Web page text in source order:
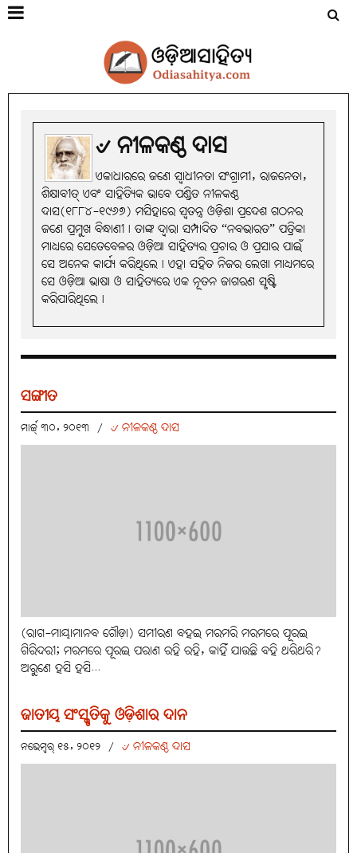
୰ ନୀଳକଣ୍ଠ ଦାସ
ଏକାଧାରରେ ଜଣେ ସ୍ବାଧୀନତା ସଂଗ୍ରାମୀ, ରାଜନେତା,
ଶିକ୍ଷାବୀତ୍‌ ଏବଂ ସାହିତ୍ୟିକ ଭାବେ ପଣ୍ଡିତ ନୀଳକଣ୍ଠ
ଦାସ(୧୮୮୪-୧୯୬୭) ମସିହାରେ ସ୍ବତନ୍ତ୍ର ଓଡ଼ିଶା ପ୍ରଦେଶ ଗଠନର
ଜଣେ ପ୍ରମୁଖ ବିନ୍ଧାଣୀ। ତାଙ୍କ ଦ୍ବାରା ସମ୍ପାଦିତ “ନବଭାରତ” ପତ୍ରିକା
ମାଧ୍ୟରେ ସେତେବେଳର ଓଡ଼ିଆ ସାହିତ୍ୟର ପ୍ରଚାର ଓ ପ୍ରସାର ପାଇଁ
ସେ ଅନେକ କାର୍ଯ୍ୟ କରିଥିଲେ। ଏହା ସହିତ ନିଜର ଲେଖା ମାଧ୍ୟମରେ
ସେ ଓଡ଼ିଆ ଭାଷା ଓ ସାହିତ୍ୟରେ ଏକ ନୂତନ ଜାଗରଣ ସୃଷ୍ଟି
କରିପାରିଥିଲେ।
ସଙ୍ଗୀତ
ମାର୍ଚ୍ଚ୍ ୩୦, ୨୦୧୩ / ୰ ନୀଳକଣ୍ଠ ଦାସ
(ରାଗ-ମାୟାମାନବ ଗୌଡ଼ା) ସମୀରଣ ବହଇ ମରମରି ମରମରେ ପୂରଇ
ଗିରିଦରୀ; ମରମରେ ପୂରଇ ପରାଣ ରହି ରହି, କାହିଁ ଯାଉଛି ବହି ଥରିଥରି?
ଅରୁଣେ ହସି ହସି...
ଜାତୀୟ ସଂସ୍କୃତିକୁ ଓଡ଼ିଶାର ଦାନ
ନଭେମ୍ବର୍ ୧୫, ୨୦୧୨ / ୰ ନୀଳକଣ୍ଠ ଦାସ